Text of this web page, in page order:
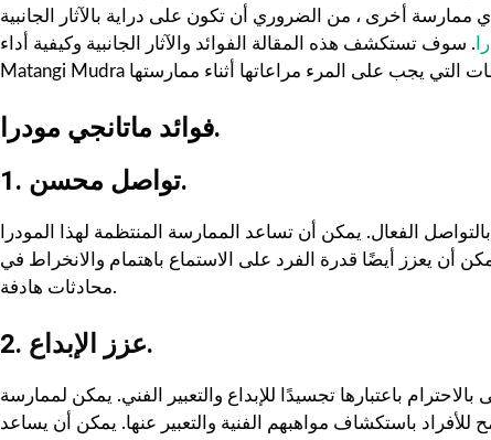
ممارسة أخرى ، من الضروري أن تكون على دراية بالآثار الجانبية
. سوف تستكشف هذه المقالة الفوائد والآثار الجانبية وكيفية أداء
فوائد ماتانجي مودرا.
1. تواصل محسن.
الفعال. يمكن أن تساعد الممارسة المنتظمة لهذا المودرا
أن يعزز أيضًا قدرة الفرد على الاستماع باهتمام والانخراط في
محادثات هادفة.
2. عزز الإبداع.
بالاحترام باعتبارها تجسيدًا للإبداع والتعبير الفني. يمكن لممارسة
للأفراد باستكشاف مواهبهم الفنية والتعبير عنها. يمكن أن يساعد